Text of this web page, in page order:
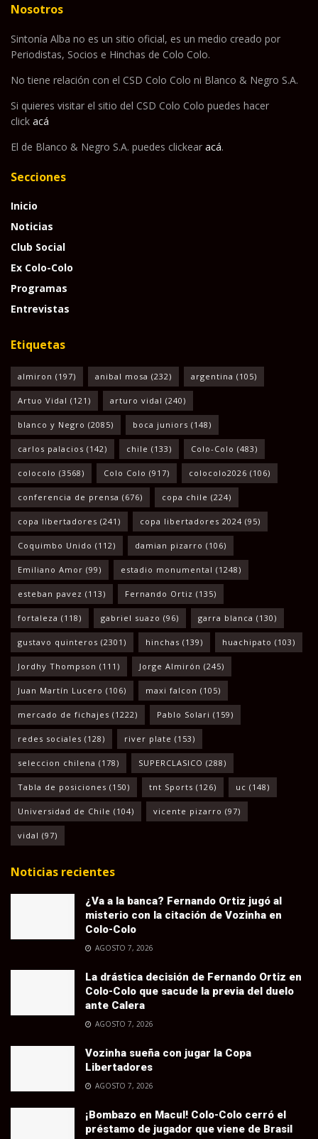
Nosotros
Sintonía Alba no es un sitio oficial, es un medio creado por
Periodistas, Socios e Hinchas de Colo Colo.
No tiene relación con el CSD Colo Colo ni Blanco & Negro S.A.
Si quieres visitar el sitio del CSD Colo Colo puedes hacer
click acá
El de Blanco & Negro S.A. puedes clickear acá.
Secciones
Inicio
Noticias
Club Social
Ex Colo-Colo
Programas
Entrevistas
Etiquetas
almiron (197) anibal mosa (232) argentina (105)
Artuo Vidal (121) arturo vidal (240)
blanco y Negro (2085) boca juniors (148)
carlos palacios (142) chile (133) Colo-Colo (483)
colocolo (3568) Colo Colo (917) colocolo2026 (106)
conferencia de prensa (676) copa chile (224)
copa libertadores (241) copa libertadores 2024 (95)
Coquimbo Unido (112) damian pizarro (106)
Emiliano Amor (99) estadio monumental (1248)
esteban pavez (113) Fernando Ortiz (135)
fortaleza (118) gabriel suazo (96) garra blanca (130)
gustavo quinteros (2301) hinchas (139) huachipato (103)
Jordhy Thompson (111) Jorge Almirón (245)
Juan Martín Lucero (106) maxi falcon (105)
mercado de fichajes (1222) Pablo Solari (159)
redes sociales (128) river plate (153)
seleccion chilena (178) SUPERCLASICO (288)
Tabla de posiciones (150) tnt Sports (126) uc (148)
Universidad de Chile (104) vicente pizarro (97)
vidal (97)
Noticias recientes
¿Va a la banca? Fernando Ortiz jugó al
misterio con la citación de Vozinha en
Colo-Colo
AGOSTO 7, 2026
La drástica decisión de Fernando Ortiz en
Colo-Colo que sacude la previa del duelo
ante Calera
AGOSTO 7, 2026
Vozinha sueña con jugar la Copa
Libertadores
AGOSTO 7, 2026
¡Bombazo en Macul! Colo-Colo cerró el
préstamo de jugador que viene de Brasil